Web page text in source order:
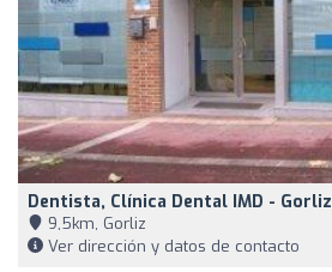
Dentista, Clínica Dental IMD - Gorliz
9,5km, Gorliz
Ver dirección y datos de contacto